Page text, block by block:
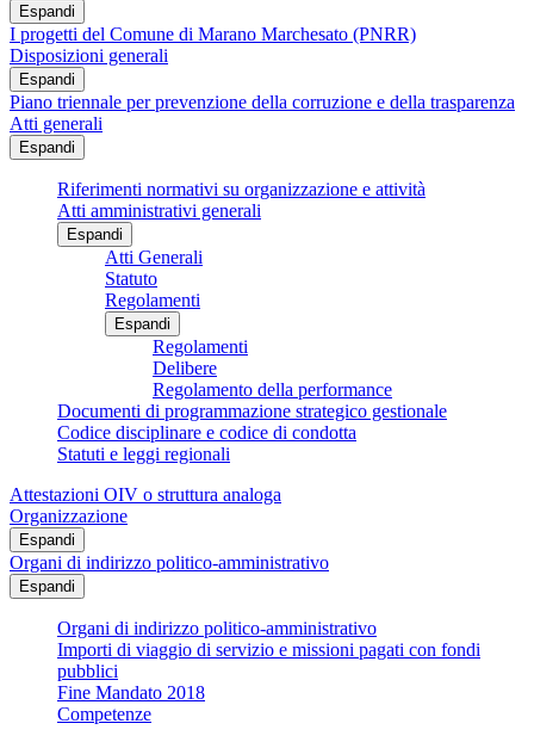
Espandi
I progetti del Comune di Marano Marchesato (PNRR)
Disposizioni generali
Espandi
Piano triennale per prevenzione della corruzione e della trasparenza
Atti generali
Espandi
Riferimenti normativi su organizzazione e attività
Atti amministrativi generali
Espandi
Atti Generali
Statuto
Regolamenti
Espandi
Regolamenti
Delibere
Regolamento della performance
Documenti di programmazione strategico gestionale
Codice disciplinare e codice di condotta
Statuti e leggi regionali
Attestazioni OIV o struttura analoga
Organizzazione
Espandi
Organi di indirizzo politico-amministrativo
Espandi
Organi di indirizzo politico-amministrativo
Importi di viaggio di servizio e missioni pagati con fondi
pubblici
Fine Mandato 2018
Competenze